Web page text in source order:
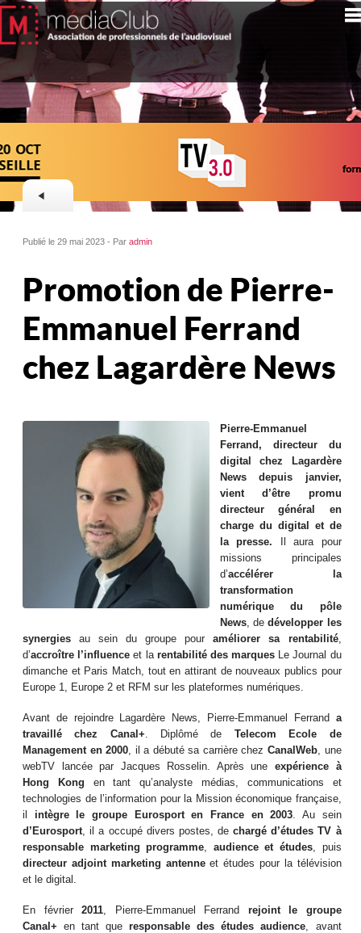
Publié le 29 mai 2023 - Paradmin
Promotion de Pierre-
Emmanuel Ferrand
chez Lagardère News
Pierre-Emmanuel
Ferrand, directeur du
digital chez Lagardère
News depuis janvier,
vient d’être promu
directeur général en
charge du digital et de
la presse. Il aura pour
missions principales
d’accélérer la
transformation
numérique du pôle
News, dedévelopper les
synergiesau sein du groupe pouraméliorer sa rentabilité,
d’accroître l’influence et la rentabilité des marques Le Journal du
dimanche et Paris Match, tout en attirant de nouveaux publics pour
Europe 1, Europe 2 et RFM sur les plateformes numériques.
Avant de rejoindre Lagardère News, Pierre-Emmanuel Ferrand a
travaillé chez Canal+. Diplômé de Telecom Ecole de
Management en 2000, il a débuté sa carrière chez CanalWeb, une
webTV lancée par Jacques Rosselin. Après une expérience à
Hong Kong en tant qu’analyste médias, communications et
technologies de l’information pour la Mission économique française,
il intègre le groupe Eurosport en France en 2003. Au sein
d’Eurosport, il a occupé divers postes, dechargé d’études TV à
responsable marketing programme, audience et études, puis
directeur adjoint marketing antenneet études pour la télévision
et le digital.
En février2011, Pierre-Emmanuel Ferrand rejoint le groupe
Canal+ en tant queresponsable des études audience, avant